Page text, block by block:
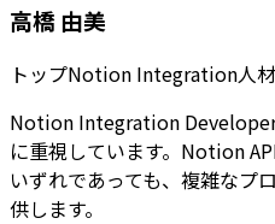
高橋 由美
トップNotion Integration人材
Notion Integration
に重視しています。Notion
いずれであっても、複雑なプ
供します。